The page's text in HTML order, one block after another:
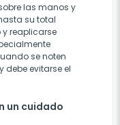
las manos y
su total
y reaplicarse
se noten
debe evitarse el
un cuidado